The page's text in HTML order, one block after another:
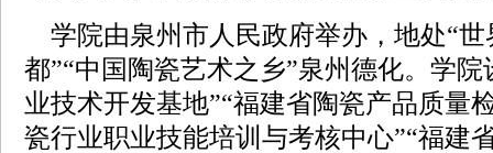
学院由泉州市人民政府举办，地处“
都”“中国陶瓷艺术之乡”泉州德化。学
业技术开发基地”“福建省陶瓷产品质量
瓷行业职业技能培训与考核中心”“福建